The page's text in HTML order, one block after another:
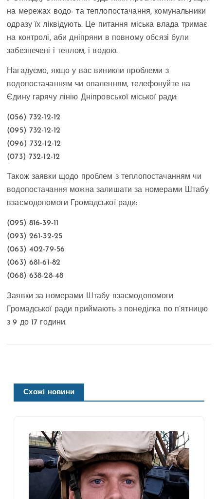
на мережах водо- та теплопостачання, комунальники
одразу їх ліквідують. Це питання міська влада тримає
на контролі, аби дніпряни в повному обсязі були
забезпечені і теплом, і водою.
Нагадуємо, якщо у вас виникли проблеми з
водопостачанням чи опаленням, телефонуйте на
Єдину гарячу лінію Дніпровської міської ради:
(056) 732-12-12
(095) 732-12-12
(096) 732-12-12
(073) 732-12-12
Також заявки щодо проблем з теплопостачанням чи
водопостачання можна залишати за номерами Штабу
взаємодопомоги Громадської ради:
(095) 816-39-11
(093) 261-32-25
(063) 402-79-56
(063) 681-61-82
(068) 638-28-48
Заявки за номерами Штабу взаємодопомоги
Громадської ради приймають з понеділка по п’ятницю
з 9 до 17 години.
Схожі новини